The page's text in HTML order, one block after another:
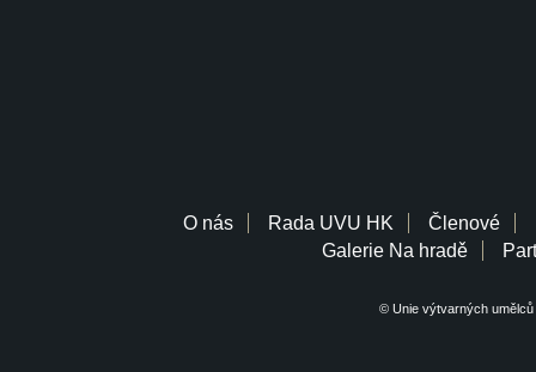
O nás Rada UVU HK Členové
Galerie Na hradě
© Unie výtvarných